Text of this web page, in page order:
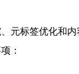
元标签优化和
：